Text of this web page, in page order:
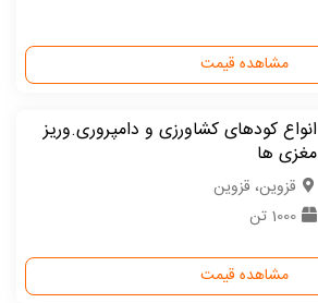
مشاهده قیمت
انواع کودهای کشاورزی و دامپروری.وریز
مغزی ها
قزوین، قزوین
1000 تن
مشاهده قیمت